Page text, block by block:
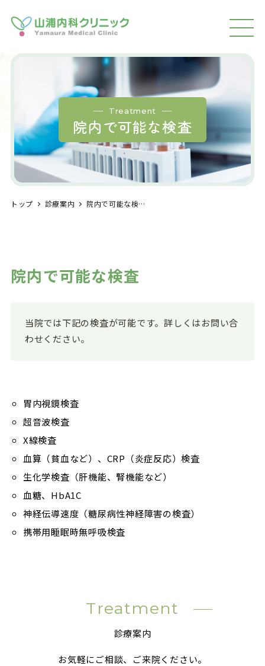
MEN
Treatment
院内で可能な検査
トップ 診療案内 院内で可能な検査
院内で可能な検査
当院では下記の検査が可能です。詳しくはお問い合
わせください。
胃内視鏡検査
超音波検査
X線検査
血算（貧血など）、CRP（炎症反応）検査
生化学検査（肝機能、腎機能など）
血糖、HbA1C
神経伝導速度（糖尿病性神経障害の検査）
携帯用睡眠時無呼吸検査
Treatment
診療案内
お気軽にご相談、ご来院ください。